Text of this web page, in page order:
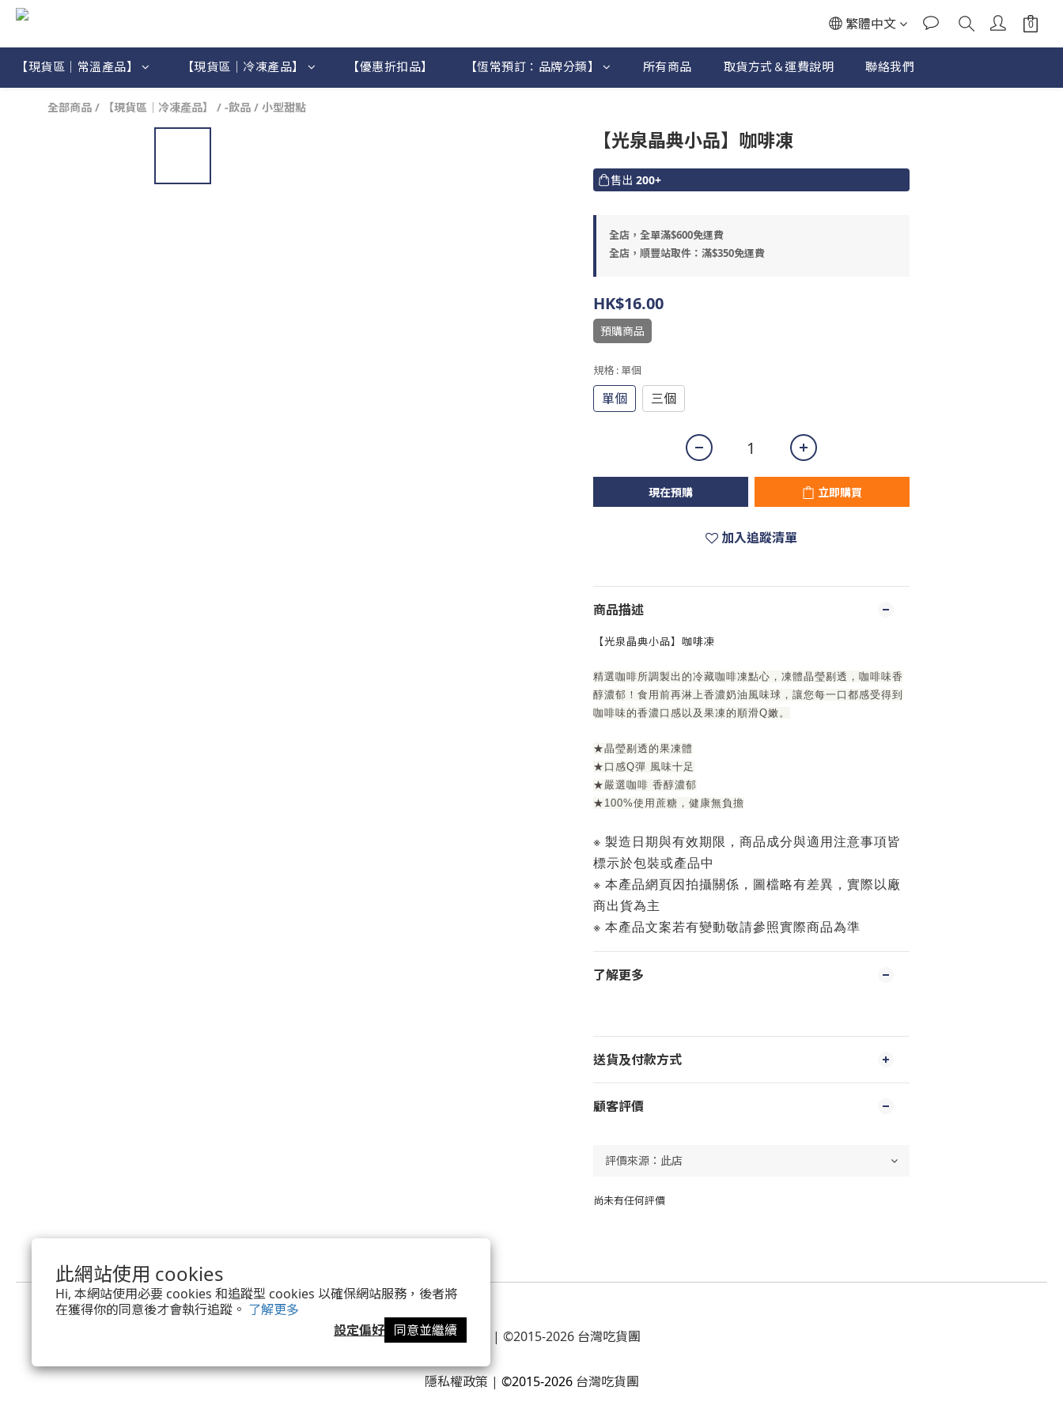
此網站使用 cookies
Hi, 本網站使用必要 cookies 和追蹤型 cookies 以確保網站服務，後者將
在獲得你的同意後才會執行追蹤。 了解更多
設定偏好 同意並繼續
繁體中文
【現貨區｜常溫產品】 【現貨區｜冷凍產品】 【優惠折扣品】 【恆常預訂：品牌分類】 所有商品 取貨方式＆運費說明 聯絡我們
全部商品 / 【現貨區｜冷凍產品】 / -飲品 / 小型甜點
【光泉晶典小品】咖啡凍
售出 200+
全店，全單滿$600免運費
全店，順豐站取件：滿$350免運費
HK$16.00
預購商品
規格 : 單個
單個 三個
現在預購 立即購買
加入追蹤清單
商品描述
【光泉晶典小品】咖啡凍
精選咖啡所調製出的冷藏咖啡凍點心，凍體晶瑩剔透，咖啡味香
醇濃郁！食用前再淋上香濃奶油風味球，讓您每一口都感受得到
咖啡味的香濃口感以及果凍的順滑Q嫩。
★晶瑩剔透的果凍體
★口感Q彈 風味十足
★嚴選咖啡 香醇濃郁
★100%使用蔗糖，健康無負擔
※ 製造日期與有效期限，商品成分與適用注意事項皆
標示於包裝或產品中
※ 本產品網頁因拍攝關係，圖檔略有差異，實際以廠
商出貨為主
※ 本產品文案若有變動敬請參照實際商品為準
了解更多
送貨及付款方式
顧客評價
尚未有任何評價
條款及細則 | ©2015-2026 台灣吃貨團
隱私權政策 | ©2015-2026台灣吃貨團